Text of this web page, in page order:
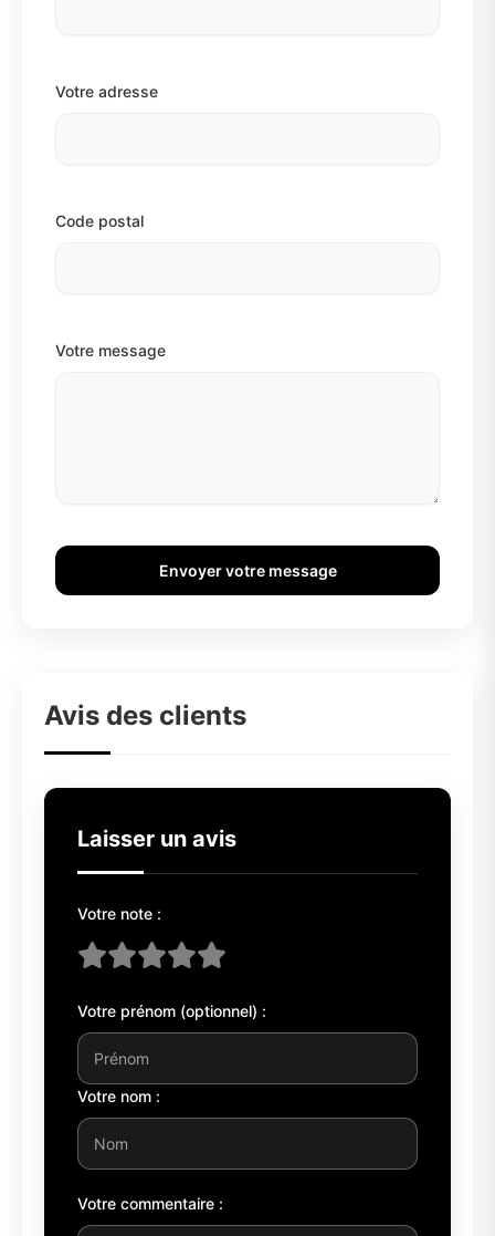
Votre adresse
Code postal
Votre message
Envoyer votre message
Avis des clients
Laisser un avis
Votre note :
Votre prénom (optionnel) :
Votre nom :
Votre commentaire :